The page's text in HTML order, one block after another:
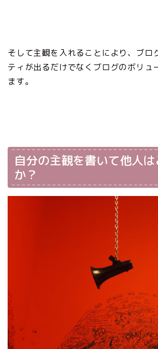
そして主観を入れることにより、ブロ
ティが出るだけでなくブログのボリュ
ます。
自分の主観を書いて他人
か？